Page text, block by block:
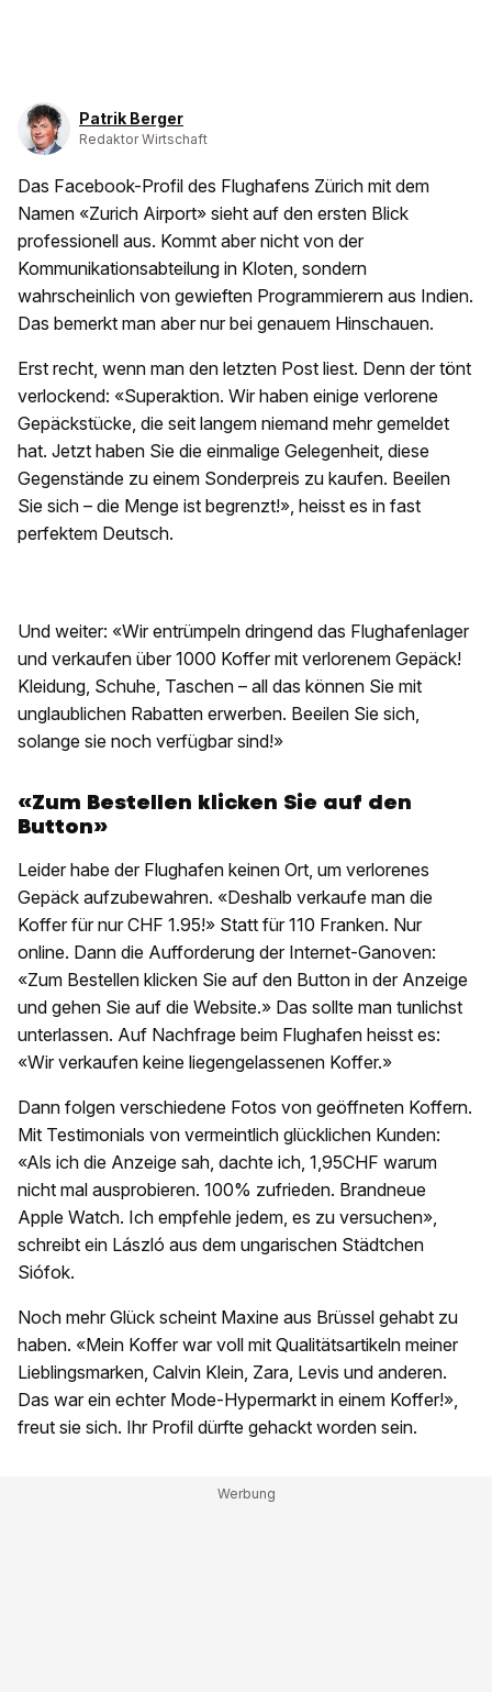
Patrik Berger
Redaktor Wirtschaft
Das Facebook-Profil des Flughafens Zürich mit dem
Namen «Zurich Airport» sieht auf den ersten Blick
professionell aus. Kommt aber nicht von der
Kommunikationsabteilung in Kloten, sondern
wahrscheinlich von gewieften Programmierern aus Indien.
Das bemerkt man aber nur bei genauem Hinschauen.
Erst recht, wenn man den letzten Post liest. Denn der tönt
verlockend: «Superaktion. Wir haben einige verlorene
Gepäckstücke, die seit langem niemand mehr gemeldet
hat. Jetzt haben Sie die einmalige Gelegenheit, diese
Gegenstände zu einem Sonderpreis zu kaufen. Beeilen
Sie sich – die Menge ist begrenzt!», heisst es in fast
perfektem Deutsch.
Und weiter: «Wіr entrümpeln dringend das Flughafenlager
und verkaufen über 1000 Koffer mit verlorenem Gepäck!
Kleidung, Schuhe, Taschen – all das können Sie mit
unglaublichen Rabatten erwerben. Beeilen Sie sich,
solange sie noch verfügbar sind!»
«Zum Bestellen klicken Sie auf den
Button»
Leider habe der Flughafen keinen Ort, um verlorenes
Gepäck aufzubewahren. «Deshalb verkaufe man die
Koffer für nur CHF 1.95!» Statt für 110 Franken. Nur
online. Dann die Aufforderung der Internet-Ganoven:
«Zum Bestellen klicken Sie auf den Button in der Anzeige
und gehen Sie auf die Website.» Das sollte man tunlichst
unterlassen. Auf Nachfrage beim Flughafen heisst es:
«Wir verkaufen keine liegengelassenen Koffer.»
Dann folgen verschiedene Fotos von geöffneten Koffern.
Mit Testimonials von vermeintlich glücklichen Kunden:
«Als ich die Anzeige sah, dachte ich, 1,95CHF warum
nicht mal ausprobieren. 100% zufrieden. Brandneue
Apple Watch. Ich empfehle jedem, es zu versuchen»,
schreibt ein László aus dem ungarischen Städtchen
Siófok.
Noch mehr Glück scheint Maxine aus Brüssel gehabt zu
haben. «Mein Koffer war voll mit Qualitätsartikeln meiner
Lieblingsmarken, Calvin Klein, Zara, Levis und anderen.
Das war ein echter Mode-Hypermarkt in einem Koffer!»,
freut sie sich. Ihr Profil dürfte gehackt worden sein.